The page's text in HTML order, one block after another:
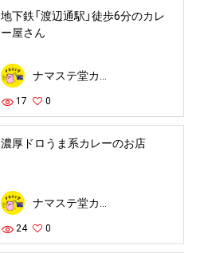
地下鉄「渡辺通駅」徒歩6分のカレ
ー屋さん
17 0
濃厚ドロうま系カレーのお店
24 0